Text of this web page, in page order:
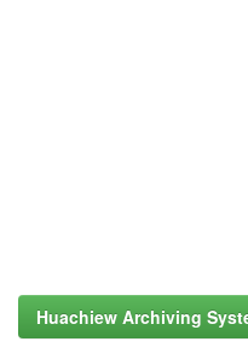
Huachiew Archiving